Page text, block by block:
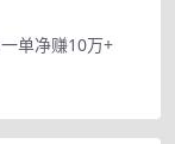
单净赚10万+